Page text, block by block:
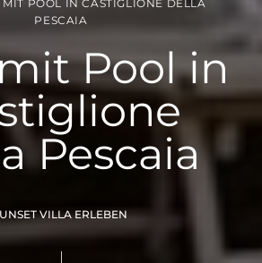
MIT POOL IN CASTIGLIONE DELLA
PESCAIA
Pool in
Pescaia
VILLA ERLEBEN